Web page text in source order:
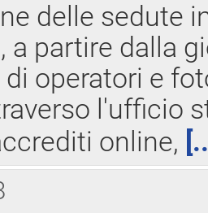
delle sedute
a partire dalla
di operatori e
l'ufficio
online,